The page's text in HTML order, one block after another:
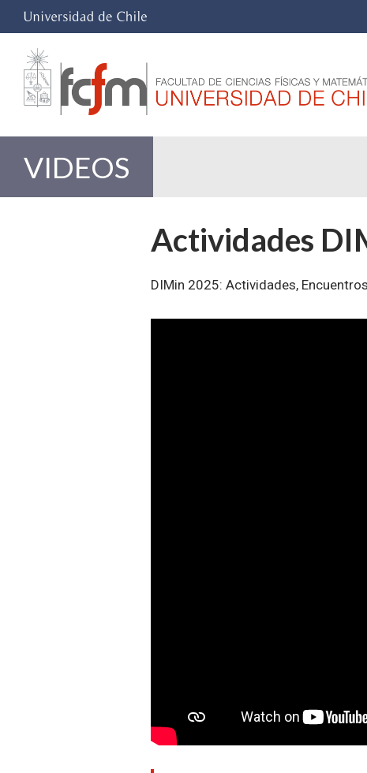
VIDEOS
Actividades
DIMin 2025: Actividades,